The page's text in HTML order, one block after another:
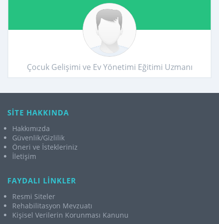
Çocuk Gelişimi ve Ev Yönetimi Eğitimi Uzmanı
SİTE HAKKINDA
Hakkımızda
Güvenlik/Gizlilik
Öneri ve İstekleriniz
İletişim
FAYDALI LİNKLER
Resmi Siteler
Rehabilitasyon Mevzuatı
Kişisel Verilerin Korunması Kanunu